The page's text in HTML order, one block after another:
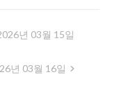
년 03월 15일
년 03월 16일